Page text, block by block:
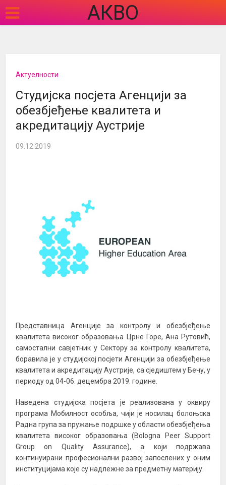
АКВО
Актуелности
Студијска посјета Агенцији за
обезбјеђење квалитета и
акредитацију Аустрије
09.12.2019
Представница Агенције за контролу и обезбјеђење
квалитета високог образовања Црне Горе, Ана Рутовић,
самостални савјетник у Сектору за контролу квалитета,
боравила је у студијској посјети Агенцији за обезбјеђење
квалитета и акредитацију Аустрије, са сједиштем у Бечу, у
периоду од 04-06. децембра 2019. године.
Наведена студијска посјета је реализована у оквиру
програма Мобилност особља, чији је носилац болоњска
Радна група за пружање подршке у области обезбјеђења
квалитета високог образовања (Bologna Peer Support
Group on Quality Assurance), а који подржава
континуирани професионални развој запослених у оним
институцијама које су надлежне за предметну материју.